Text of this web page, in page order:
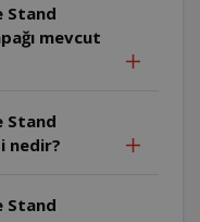
Stand
mevcut
Stand
nedir?
Stand